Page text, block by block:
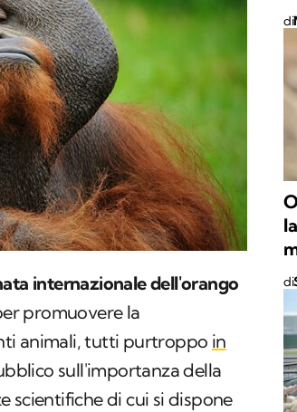
internazionale dell'orango
promuovere la
animali, tutti purtroppo in
sull'importanza della
scientifiche di cui si dispone
di
di